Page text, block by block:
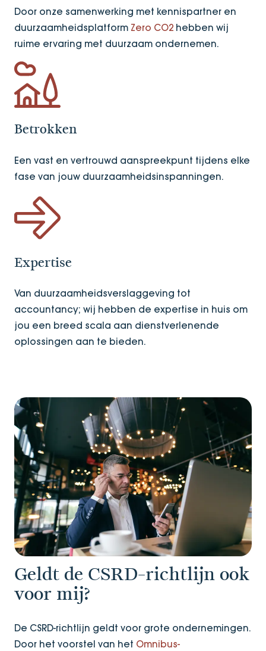
Door onze samenwerking met kennispartner en
duurzaamheidsplatform Zero CO2 hebben wij
ruime ervaring met duurzaam ondernemen.
Betrokken
Een vast en vertrouwd aanspreekpunt tijdens elke
fase van jouw duurzaamheidsinspanningen.
Expertise
Van duurzaamheidsverslaggeving tot
accountancy; wij hebben de expertise in huis om
jou een breed scala aan dienstverlenende
oplossingen aan te bieden.
Geldt de CSRD-richtlijn ook
voor mij?
De CSRD-richtlijn geldt voor grote ondernemingen.
Door het voorstel van het Omnibus-